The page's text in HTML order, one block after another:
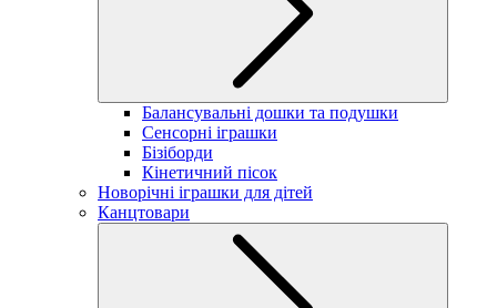
Балансувальні дошки та подушки
Сенсорні іграшки
Бізіборди
Кінетичний пісок
Новорічні іграшки для дітей
Канцтовари